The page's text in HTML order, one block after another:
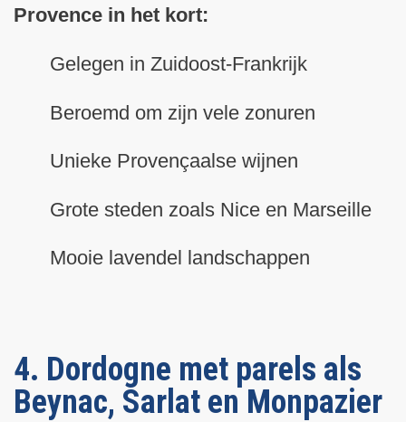
Provence in het kort:
Gelegen in Zuidoost-Frankrijk
Beroemd om zijn vele zonuren
Unieke Provençaalse wijnen
Grote steden zoals Nice en Marseille
Mooie lavendel landschappen
4. Dordogne met parels als
Beynac, Sarlat en Monpazier